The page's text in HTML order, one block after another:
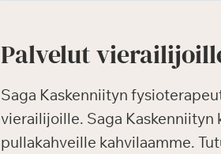
Palvelut
Saga Kaskenniityn
vierailijoille. Saga Kaskenniityn
pullakahveille kahvilaamme.